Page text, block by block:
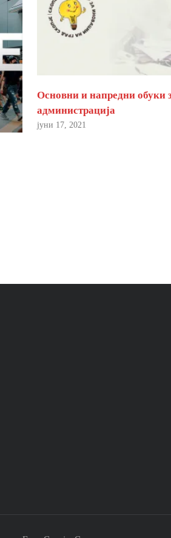
Основни и напредни обуки
администрација
јуни 17, 2021